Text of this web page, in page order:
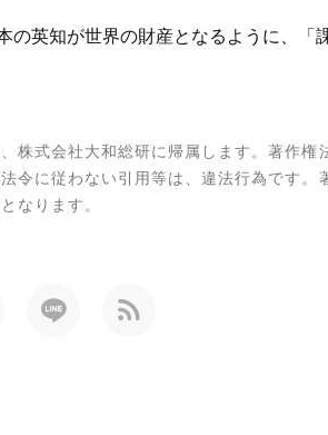
の英知が世界の財産となるように、「
株式会社大和総研に帰属します。著作
令に従わない引用等は、違法行為です
なります。